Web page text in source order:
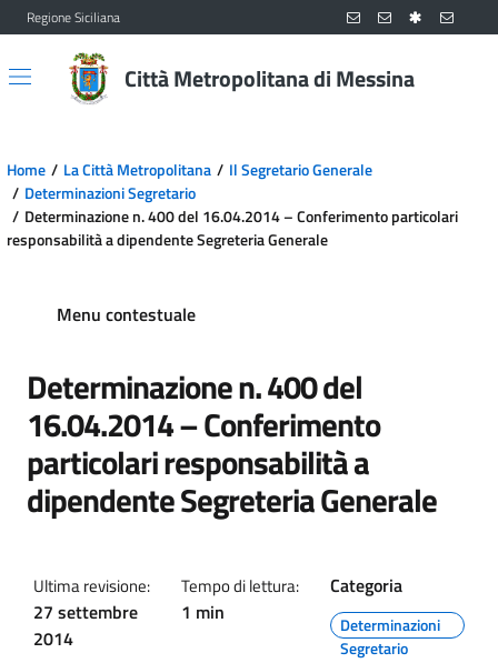
Vai al contenuto principale
Vai al menu principale
Regione Siciliana
Città Metropolitana di Messina
Home La Città Metropolitana
Il Segretario Generale
Determinazioni Segretario
Determinazione n. 400 del 16.04.2014 – Conferimento particolari
responsabilità a dipendente Segreteria Generale
Menu contestuale
Determinazione n. 400 del
16.04.2014 – Conferimento
particolari responsabilità a
dipendente Segreteria Generale
Ultima revisione:
27 settembre
2014
Tempo di lettura:
1 min
Categoria
Determinazioni
Segretario